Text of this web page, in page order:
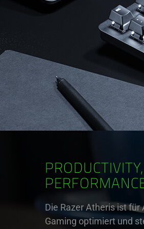
Die Razer Atheris ist für
Gaming optimiert und